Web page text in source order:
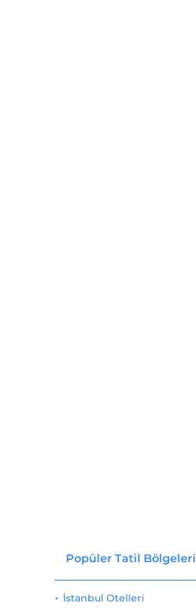
Popüler Tatil Bölgeleri
İstanbul Otelleri